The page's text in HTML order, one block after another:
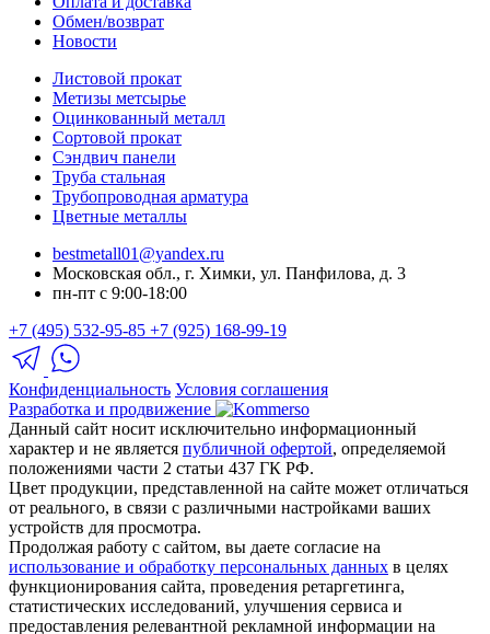
Обмен/возврат
Новости
Листовой прокат
Метизы метсырье
Оцинкованный металл
Сортовой прокат
Сэндвич панели
Труба стальная
Трубопроводная арматура
Цветные металлы
bestmetall01@yandex.ru
Московская обл., г. Химки, ул. Панфилова, д. 3
пн-пт с 9:00-18:00
+7 (495) 532-95-85 +7 (925) 168-99-19
Конфиденциальность Условия соглашения
Разработка и продвижение
Данный сайт носит исключительно информационный
характер и не является публичной офертой, определяемой
положениями части 2 статьи 437 ГК РФ.
Цвет продукции, представленной на сайте может отличаться
от реального, в связи с различными настройками ваших
устройств для просмотра.
Продолжая работу с сайтом, вы даете согласие на
использование и обработку персональных данных в целях
функционирования сайта, проведения ретаргетинга,
статистических исследований, улучшения сервиса и
предоставления релевантной рекламной информации на